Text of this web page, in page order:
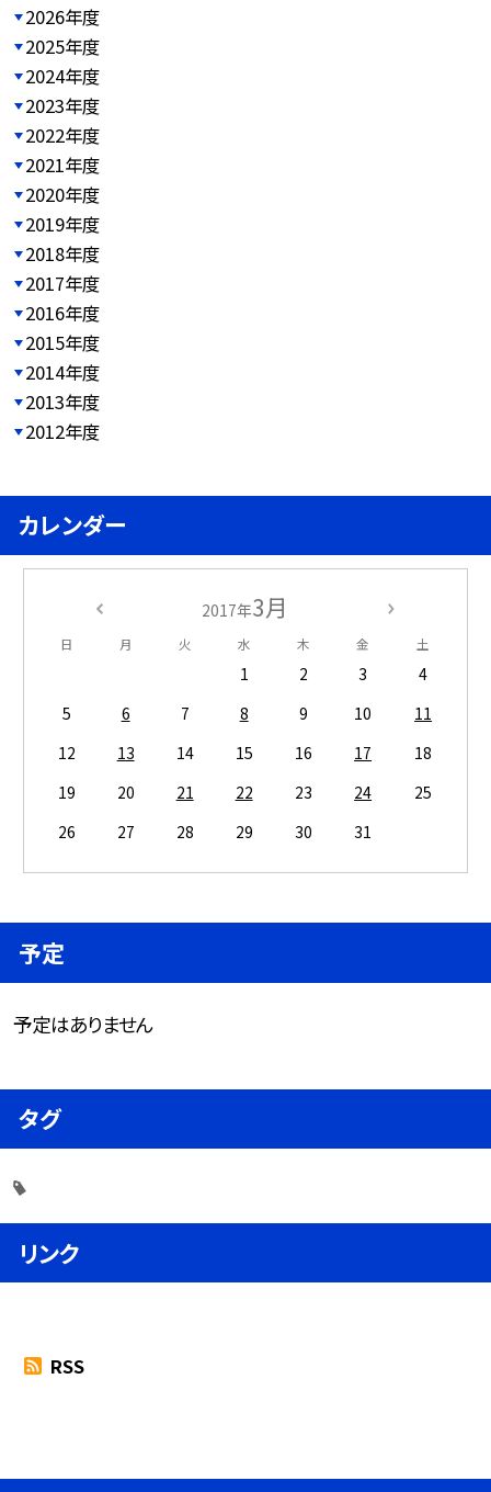
2026年度
2025年度
2024年度
2023年度
2022年度
2021年度
2020年度
2019年度
2018年度
2017年度
2016年度
2015年度
2014年度
2013年度
2012年度
カレンダー
2017年3月
日 月 火 水 木 金 土
1 2 3
4
5
6 7 8 9 10
11
12
13 14 15 16 17
18
19
20 21 22 23 24
25
26
27 28 29 30 31
予定
予定はありません
タグ
リンク
RSS